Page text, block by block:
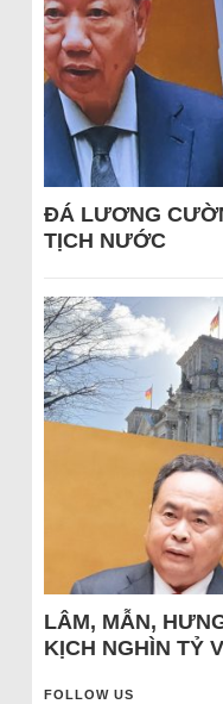
ĐÁ LƯƠNG
TỊCH NƯỚC
LÂM, MẪN,
KỊCH NGHÌN TỶ
FOLLOW US